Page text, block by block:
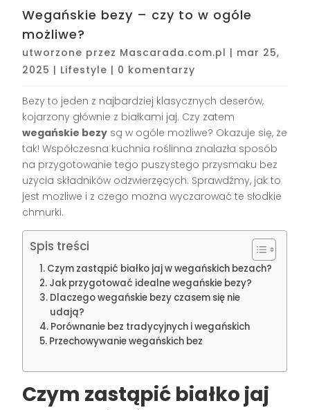
Wegańskie bezy – czy to w ogóle
możliwe?
utworzone przez Mascarada.com.pl | mar 25,
2025 | Lifestyle | 0 komentarzy
Bezy to jeden z najbardziej klasycznych deserów,
kojarzony głównie z białkami jaj. Czy zatem
wegańskie bezy są w ogóle możliwe? Okazuje się, że
tak! Współczesna kuchnia roślinna znalazła sposób
na przygotowanie tego puszystego przysmaku bez
użycia składników odzwierzęcych. Sprawdźmy, jak to
jest możliwe i z czego można wyczarować te słodkie
chmurki.
Spis treści
Czym zastąpić białko jaj w wegańskich bezach?
Jak przygotować idealne wegańskie bezy?
Dlaczego wegańskie bezy czasem się nie
udają?
Porównanie bez tradycyjnych i wegańskich
Przechowywanie wegańskich bez
Czym zastąpić białko jaj